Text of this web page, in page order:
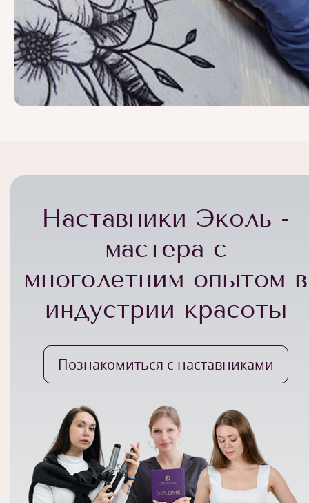
Наставники Эколь -
мастера с
многолетним опытом в
индустрии красоты
Познакомиться с наставниками